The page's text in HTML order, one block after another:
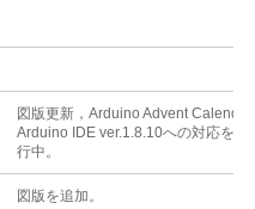
図版更新，Arduino Advent
Arduino IDE ver.1.8.10への対応を
行中。
図版を追加。